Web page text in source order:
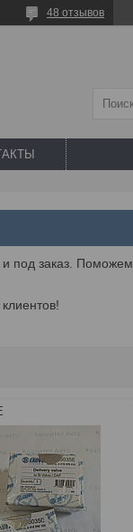
48 отзывов
под заказ.